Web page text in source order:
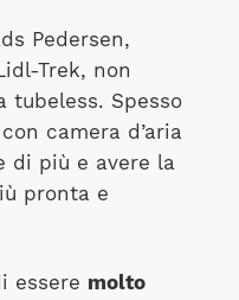
Pedersen,
Trek, non
tubeless. Spesso
camera d’aria
di più e avere la
pronta e
essere molto